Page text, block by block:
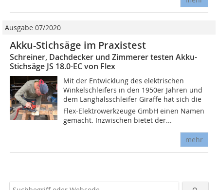
Ausgabe 07/2020
Akku-Stichsäge im Praxistest
Schreiner, Dachdecker und Zimmerer testen Akku-
Stichsäge JS 18.0-EC von Flex
Mit der Entwicklung des elektrischen
Winkelschleifers in den 1950er Jahren und
dem Langhalsschleifer Giraffe hat sich die
Flex-Elektrowerkzeuge GmbH einen Namen
gemacht. Inzwischen bietet der...
mehr